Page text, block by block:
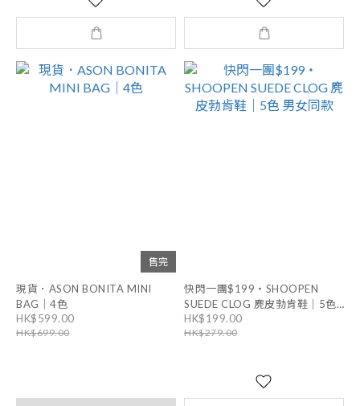
售完
現貨．ASON BONITA MINI
BAG｜4色
HK$599.00
HK$699.00
快閃一團$199・SHOOPEN
SUEDE CLOG 麂皮勃肯鞋｜5色
男女同款
HK$199.00
HK$279.00